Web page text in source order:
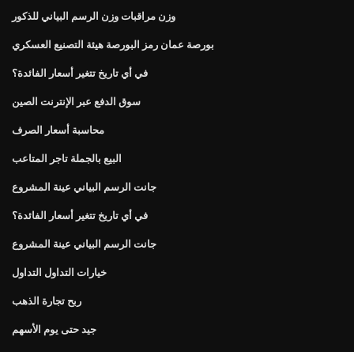
وزن مراقبات وزن الرسم البياني للذكور
بورصة عمان رمز البورصة هيئة التصنيع العسكري
في أي تاريخ تتغير أسعار الفائدة؟
سوق الدفع عبر الإنترنت الصين
محاسبة أسعار الصرف
البيع بالجملة تاجر المتاعب
جانت الرسم البياني عينة المشروع
في أي تاريخ تتغير أسعار الفائدة؟
جانت الرسم البياني عينة المشروع
خيارات التداول التداول
ربح تجارة الذهب
جيد حتى يوم الأسهم